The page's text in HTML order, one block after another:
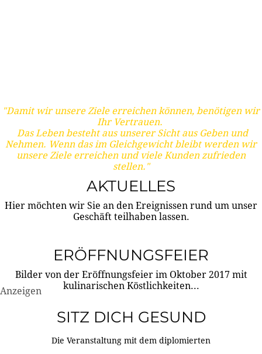
"Damit wir unsere Ziele erreichen können, benötigen wir
Ihr Vertrauen.
Das Leben besteht aus unserer Sicht aus Geben und
Nehmen. Wenn das im Gleichgewicht bleibt werden wir
unsere Ziele erreichen und viele Kunden zufrieden
stellen."
AKTUELLES
Hier möchten wir Sie an den Ereignissen rund um unser
Geschäft teilhaben lassen.
ERÖFFNUNGSFEIER
Bilder von der Eröffnungsfeier im Oktober 2017 mit
kulinarischen Köstlichkeiten...
Anzeigen
SITZ DICH GESUND
Die Veranstaltung mit dem diplomierten